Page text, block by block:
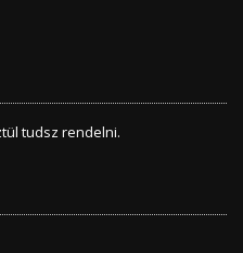
tudsz rendelni.